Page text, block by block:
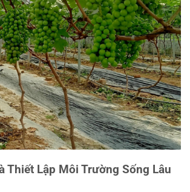
Thiết Lập Môi Trường Sống Lâu